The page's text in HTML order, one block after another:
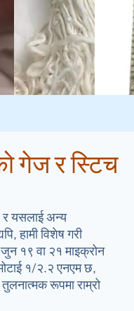
गेज र स्टिच
र यसलाई अन्य
हामी विशेष गरी
१९ वा २१ माइक्रोन
१/२.२ एनएम छ,
रूपमा राम्रो